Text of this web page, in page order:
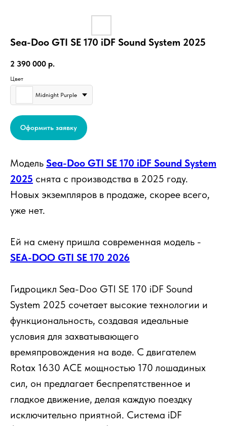
Sea-Doo GTI SE 170 iDF Sound System 2025
2 390 000 р.
Цвет
Midnight Purple
Оформить заявку
Модель Sea-Doo GTI SE 170 iDF Sound System
2025 снята с производства в 2025 году.
Новых экземпляров в продаже, скорее всего,
уже нет.
Ей на смену пришла современная модель -
SEA-DOO GTI SE 170 2026
Гидроцикл Sea-Doo GTI SE 170 iDF Sound
System 2025 сочетает высокие технологии и
функциональность, создавая идеальные
условия для захватывающего
времяпровождения на воде. С двигателем
Rotax 1630 ACE мощностью 170 лошадиных
сил, он предлагает беспрепятственное и
гладкое движение, делая каждую поездку
исключительно приятной. Система iDF